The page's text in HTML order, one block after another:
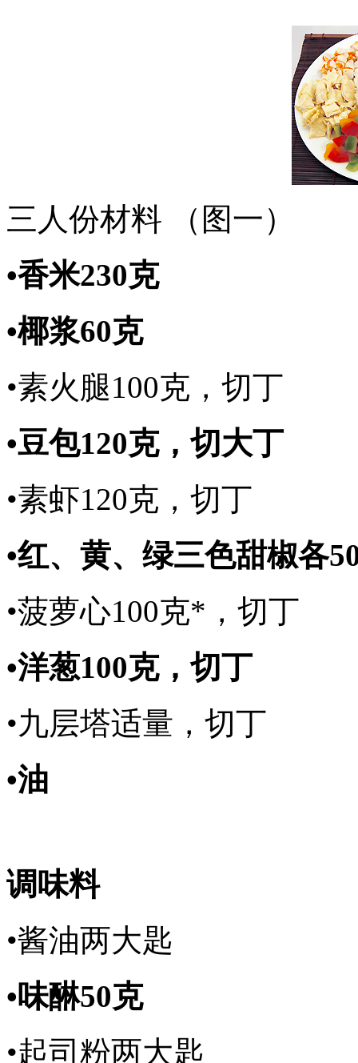
三人份材料 （图一）
•香米230克
•椰浆60克
•素火腿100克，切丁
•豆包120克，切大丁
•素虾120克，切丁
•红、黄、绿三色甜椒各
•菠萝心100克*，切丁
•洋葱100克，切丁
•九层塔适量，切丁
•油
调味料
•酱油两大匙
•味醂50克
•起司粉两大匙